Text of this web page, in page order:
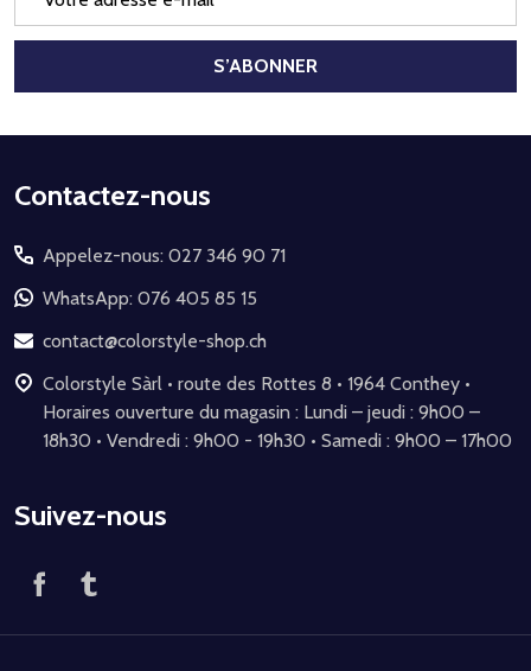
mail
S’ABONNER
Début
pied
de
page
Contactez-nous
Appelez-nous: 027 346 90 71
WhatsApp: 076 405 85 15
contact@colorstyle-shop.ch
Colorstyle Sàrl • route des Rottes 8 • 1964 Conthey •
Horaires ouverture du magasin : Lundi – jeudi : 9h00 –
18h30 • Vendredi : 9h00 - 19h30 • Samedi : 9h00 – 17h00
Suivez-nous